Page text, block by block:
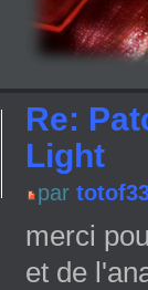
Re:
Light
par
merci
et de